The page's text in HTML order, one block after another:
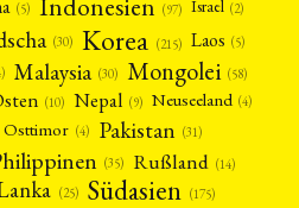
(5) (97) Israel (2)
(30) Korea (215) Laos (5)
Malaysia (30) Mongolei (58)
(10) Nepal (9) Neuseeland (4)
Osttimor (4) Pakistan (31)
(35) Rußland (14)
(25) Südasien (175)